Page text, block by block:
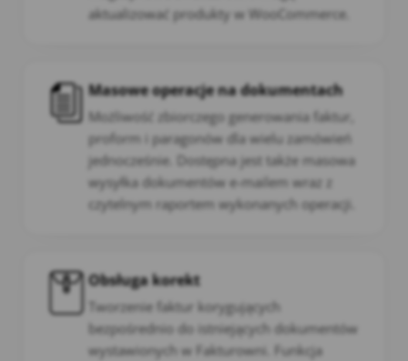
aktualizować produkty w WooCommerce.
Masowe operacje na dokumentach
Możliwość zbiorczego generowania faktur,
proform i paragonów dla wielu zamówień
jednocześnie. Dostępna jest także masowa
wysyłka dokumentów e-mailem wraz z
czytelnym raportem wykonanych operacji.
Obsługa korekt
Tworzenie faktur korygujących
bezpośrednio do istniejących dokumentów
wystawionych w Fakturowni. Funkcja